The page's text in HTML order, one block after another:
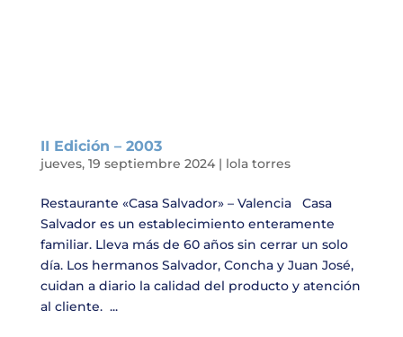
II Edición – 2003
jueves, 19 septiembre 2024| lola torres
Restaurante «Casa Salvador» – Valencia Casa
Salvador es un establecimiento enteramente
familiar. Lleva más de 60 años sin cerrar un solo
día. Los hermanos Salvador, Concha y Juan José,
cuidan a diario la calidad del producto y atención
al cliente. ...